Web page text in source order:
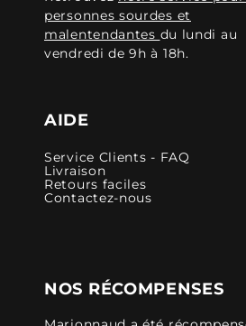
personnes sourdes et
malentendantes du lundi au
vendredi de 9h à 18h.
AIDE
Service Clients - FAQ
Livraison
Retours faciles
Contactez-nous
NOS RÉCOMPENSES